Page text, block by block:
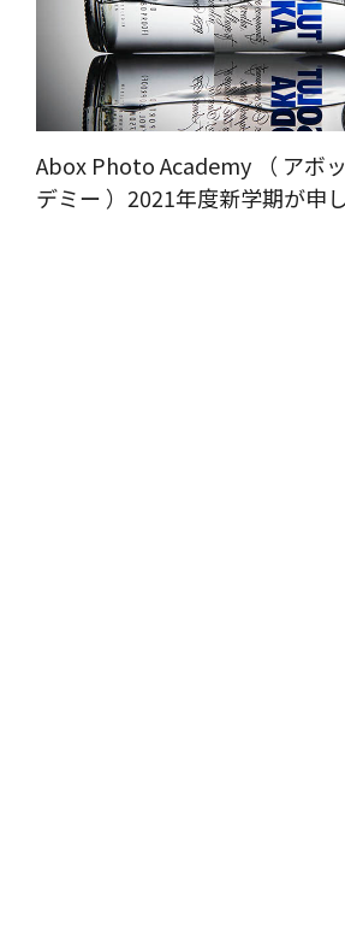
Abox Photo Academy （ アボ
デミー ）2021年度新学期が申